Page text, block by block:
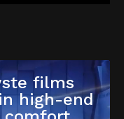
films
high-end